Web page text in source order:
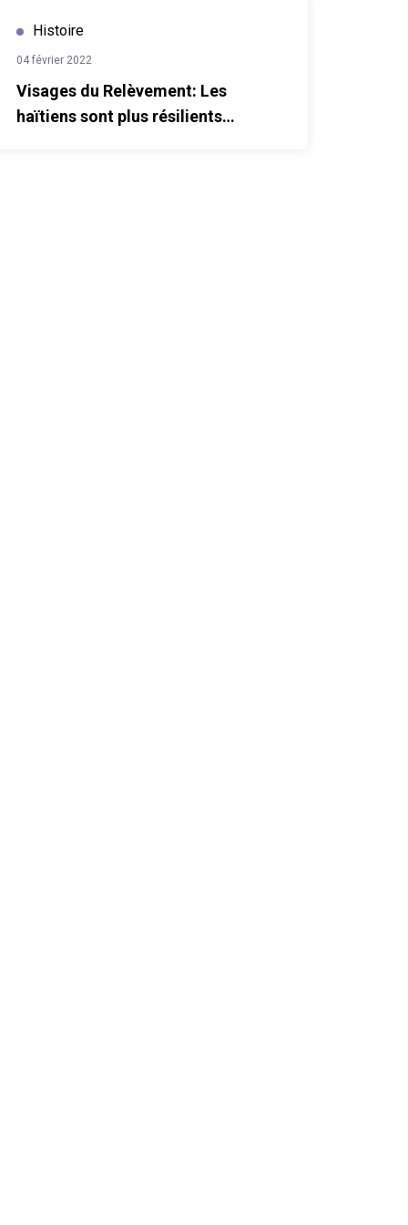
haïtiens sont plus résilients maintenant
Histoire
04 février 2022
Visages du Relèvement: Les
haïtiens sont plus résilients